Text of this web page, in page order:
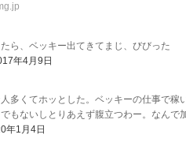
ら、ベッキー出てきてまじ、びびった
年4月9日
多くてホッとした。ベッキーの仕事で
もないしとりあえず腹立つわー。なんで
年1月4日